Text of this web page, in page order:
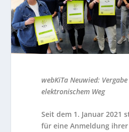
webKiTa Neuwied:
elektronischem Weg
Seit dem 1. Januar 2021
für eine Anmeldung